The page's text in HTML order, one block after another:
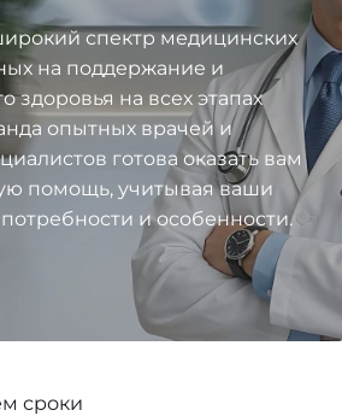
спектр медицинских
на поддержание и
здоровья на всех этапах
опытных врачей и
готова оказать вам
помощь, учитывая ваши
и особенности.
сроки